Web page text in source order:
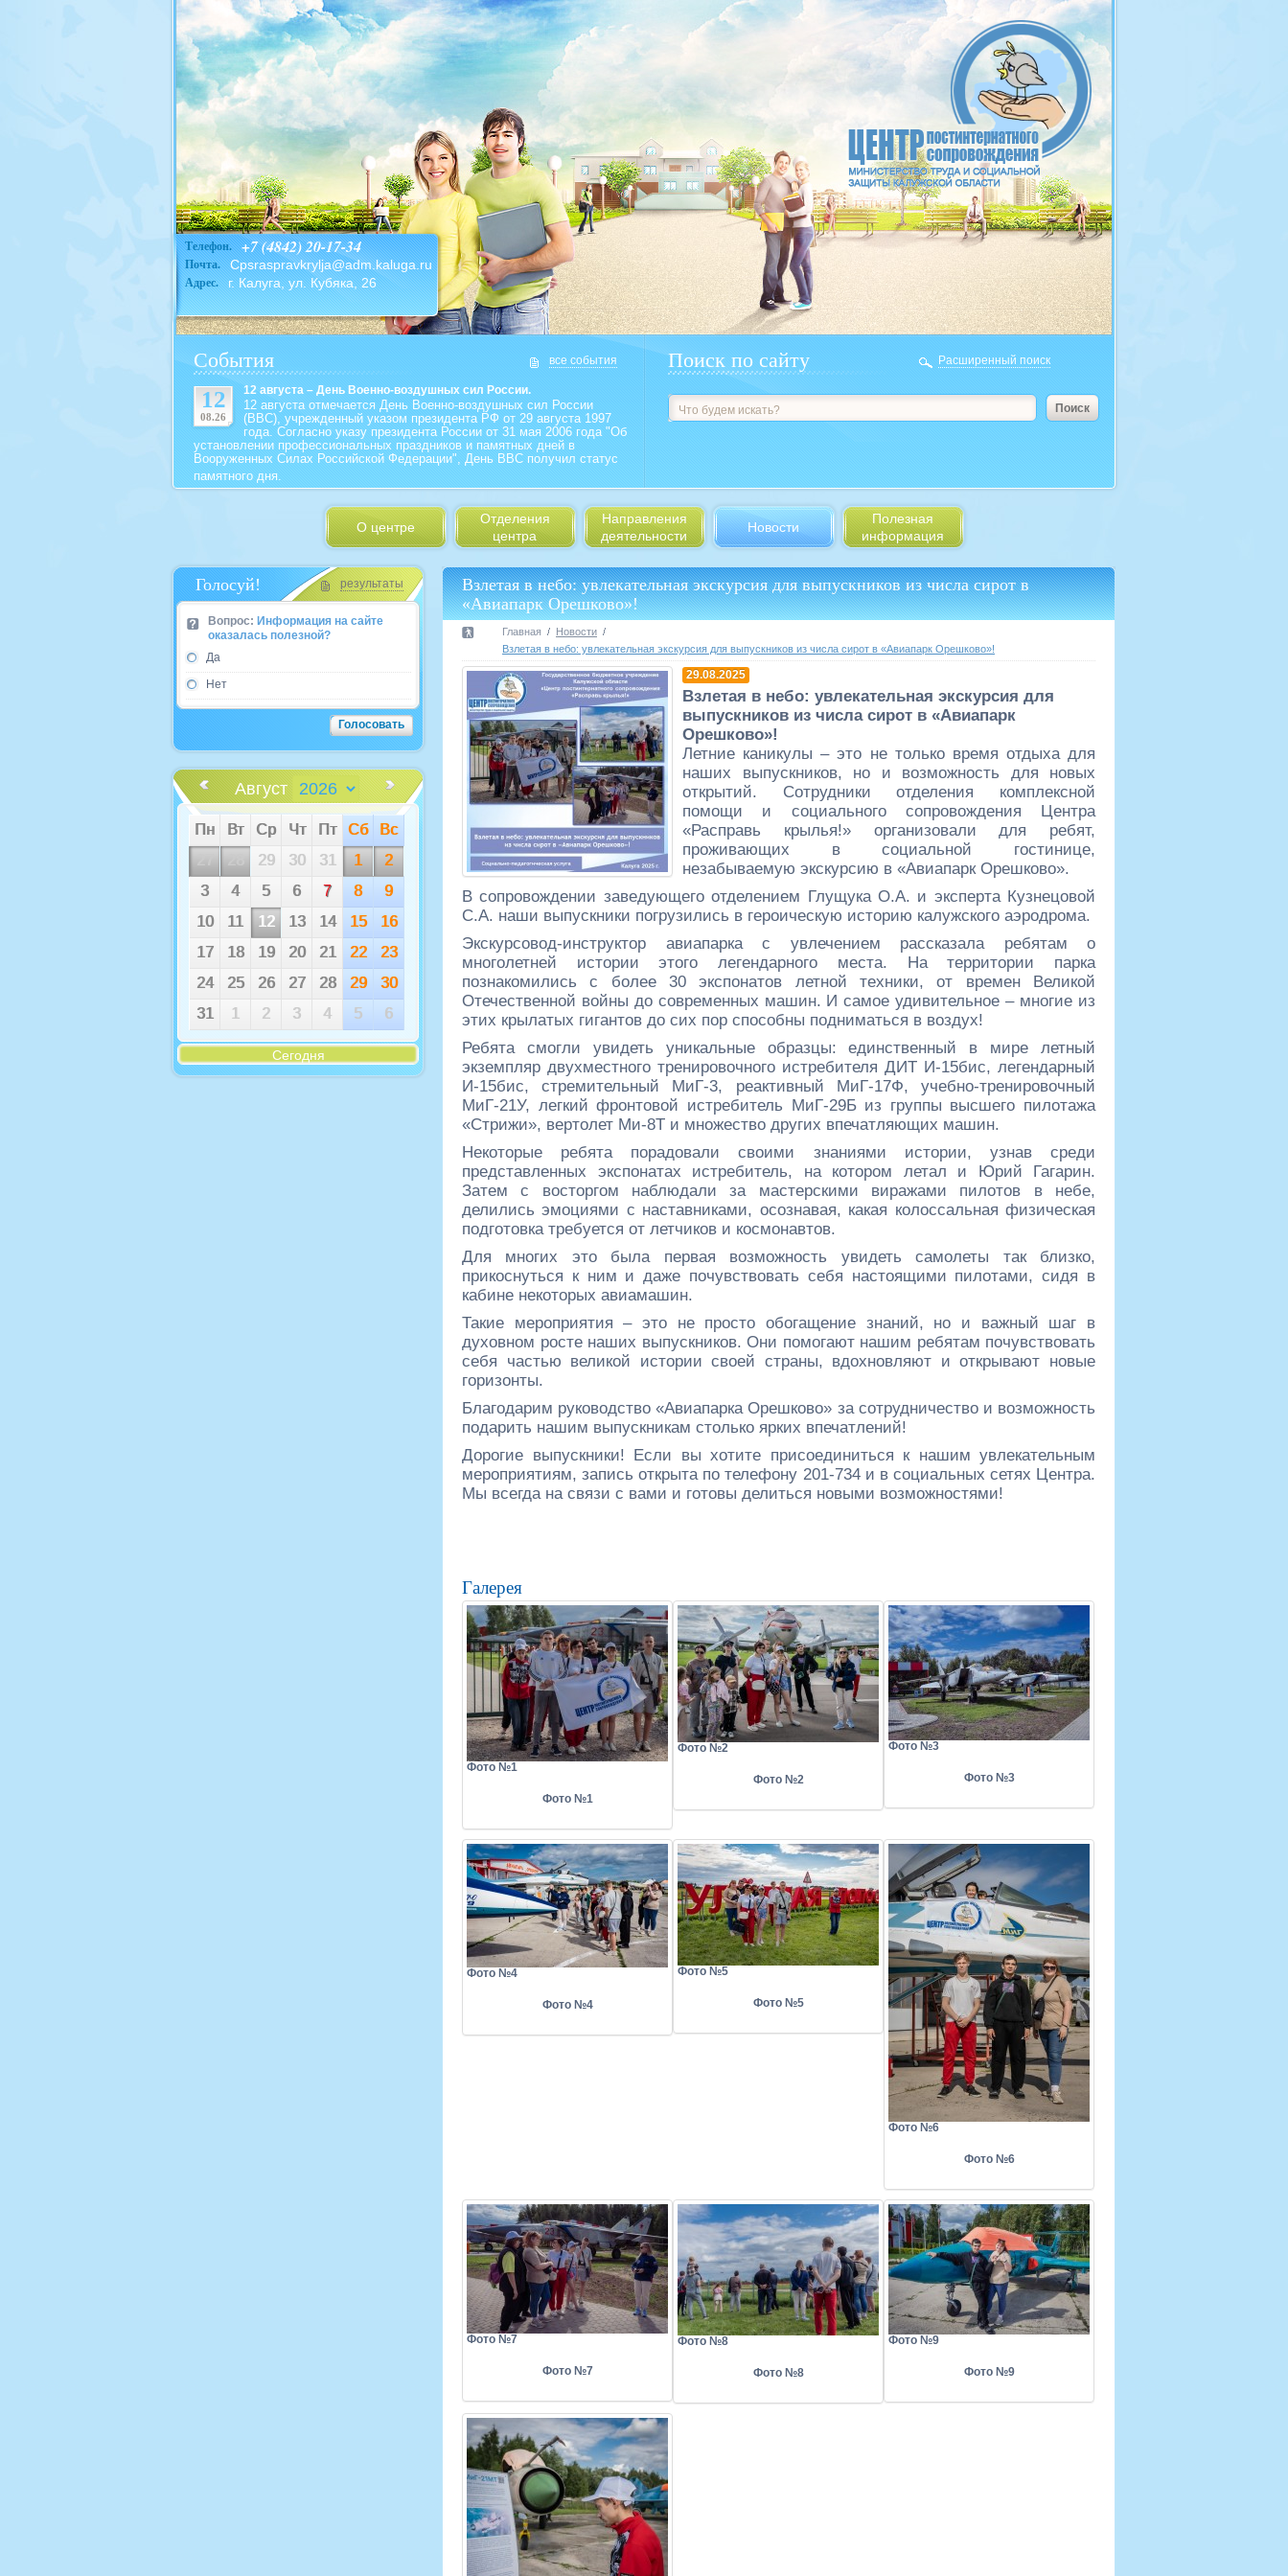
Телефон. +7 (4842) 20-17-34
Почта. Cpsraspravkrylja@adm.kaluga.ru
Адрес. г. Калуга, ул. Кубяка, 26
все события
События
12
08.26
12 августа – День Военно-воздушных сил России.
12 августа отмечается День Военно-воздушных сил России
(ВВС), учрежденный указом президента РФ от 29 августа 1997
года. Согласно указу президента России от 31 мая 2006 года "Об
установлении профессиональных праздников и памятных дней в
Вооруженных Силах Российской Федерации", День ВВС получил статус
памятного дня.
Расширенный поиск
Поиск по сайту
О центре
Отделения
центра
Направления
деятельности
Новости
Полезная
информация
результаты
Голосуй!
Вопрос: Информация на сайте
оказалась полезной?
Да
Нет
Август
Пн Вт Ср Чт Пт Сб
Вс
29 30 31 1
2
3
4 5 6 7 8
9
10
11 12 13 14 15
16
17
18 19 20 21 22
23
24
25 26 27 28 29
30
31
1 2 3 4 5 6
Сегодня
Взлетая в небо: увлекательная экскурсия для выпускников из числа сирот в
«Авиапарк Орешково»!
Главная
Новости
Взлетая в небо: увлекательная экскурсия для выпускников из числа сирот в «Авиапарк Орешково»!
29.08.2025
Взлетая в небо: увлекательная экскурсия для
выпускников из числа сирот в «Авиапарк
Орешково»!
Летние каникулы – это не только время отдыха для
наших выпускников, но и возможность для новых
открытий. Сотрудники отделения комплексной
помощи и социального сопровождения Центра
«Расправь крылья!» организовали для ребят,
проживающих в социальной гостинице,
незабываемую экскурсию в «Авиапарк Орешково».
В сопровождении заведующего отделением Глущука О.А. и эксперта Кузнецовой
С.А. наши выпускники погрузились в героическую историю калужского аэродрома.
Экскурсовод-инструктор авиапарка с увлечением рассказала ребятам о
многолетней истории этого легендарного места. На территории парка
познакомились с более 30 экспонатов летной техники, от времен Великой
Отечественной войны до современных машин. И самое удивительное – многие из
этих крылатых гигантов до сих пор способны подниматься в воздух!
Ребята смогли увидеть уникальные образцы: единственный в мире летный
экземпляр двухместного тренировочного истребителя ДИТ И-15бис, легендарный
И-15бис, стремительный МиГ-3, реактивный МиГ-17Ф, учебно-тренировочный
МиГ-21У, легкий фронтовой истребитель МиГ-29Б из группы высшего пилотажа
«Стрижи», вертолет Ми-8Т и множество других впечатляющих машин.
Некоторые ребята порадовали своими знаниями истории, узнав среди
представленных экспонатах истребитель, на котором летал и Юрий Гагарин.
Затем с восторгом наблюдали за мастерскими виражами пилотов в небе,
делились эмоциями с наставниками, осознавая, какая колоссальная физическая
подготовка требуется от летчиков и космонавтов.
Для многих это была первая возможность увидеть самолеты так близко,
прикоснуться к ним и даже почувствовать себя настоящими пилотами, сидя в
кабине некоторых авиамашин.
Такие мероприятия – это не просто обогащение знаний, но и важный шаг в
духовном росте наших выпускников. Они помогают нашим ребятам почувствовать
себя частью великой истории своей страны, вдохновляют и открывают новые
горизонты.
Благодарим руководство «Авиапарка Орешково» за сотрудничество и возможность
подарить нашим выпускникам столько ярких впечатлений!
Дорогие выпускники! Если вы хотите присоединиться к нашим увлекательным
мероприятиям, запись открыта по телефону 201-734 и в социальных сетях Центра.
Мы всегда на связи с вами и готовы делиться новыми возможностями!
Галерея
Фото №1
Фото №1
Фото №2
Фото №2
Фото №3
Фото №3
Фото №4
Фото №4
Фото №5
Фото №5
Фото №6
Фото №6
Фото №7
Фото №7
Фото №8
Фото №8
Фото №9
Фото №9